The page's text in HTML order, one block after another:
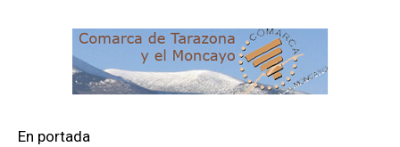
En portada